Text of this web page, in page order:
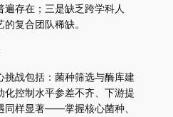
存在；三是缺乏跨学科人
复合团队稀缺。
战包括：菌种筛选与酶库建
控制水平参差不齐、下游提
同样显著——掌握核心菌种、